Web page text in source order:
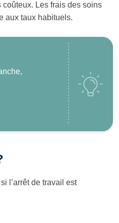
coûteux. Les frais des soins
aux taux habituels.
l’arrêt de travail est